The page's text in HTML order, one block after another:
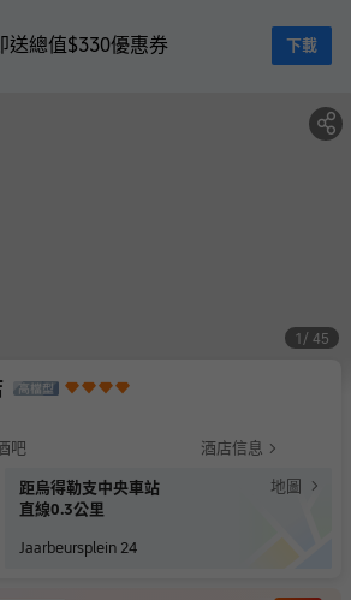
送總值$330優惠券 下載
1 45
吧 酒店信息
距烏得勒支中央車站
直線0.3公里
地圖
Jaarbeursplein 24